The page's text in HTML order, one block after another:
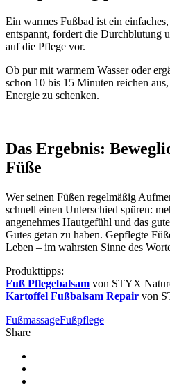
Ein warmes Fußbad ist ein
entspannt, fördert die Durchblutung
auf die Pflege vor.
Ob pur mit warmem Wasser oder
schon 10 bis 15 Minuten reichen
Energie zu schenken.
Das Ergebnis:
Füße
Wer seinen Füßen regelmäßig
schnell einen Unterschied spüren:
angenehmes Hautgefühl und das
Gutes getan zu haben. Gepflegte
Leben – im wahrsten Sinne des
Produkttipps:
Fuß Pflegebalsam von STYX
Kartoffel Fußbalsam Repair von
FußmassageFußpflege
Share